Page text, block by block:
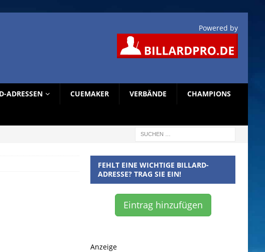
Powered by
ADRESSEN CUEMAKER VERBÄNDE CHAMPIONS
FEHLT EINE WICHTIGE BILLARD-
ADRESSE? TRAG SIE EIN!
Eintrag hinzufügen
Anzeige